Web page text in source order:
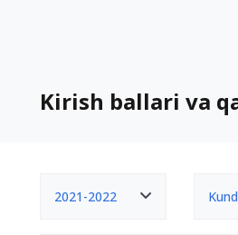
Kirish ballari va
2021-2022